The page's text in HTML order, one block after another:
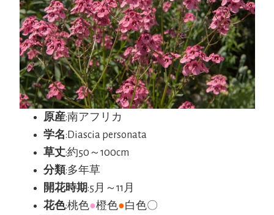
原産:南アフリカ
学名:Diascia personata
草丈:約50～100cm
分類:多年草
開花時期:5月～11月
花色:桃色●橙色●白色〇